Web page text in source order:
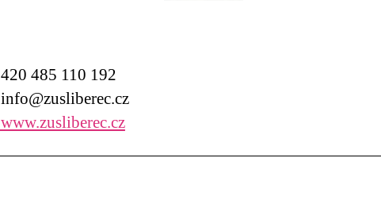
420 485 110 192
info@zusliberec.cz
www.zusliberec.cz